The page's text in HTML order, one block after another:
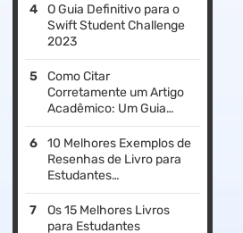
O Guia Definitivo para o
Swift Student Challenge
2023
Como Citar
Corretamente um Artigo
Acadêmico: Um Guia
Prático
10 Melhores Exemplos de
Resenhas de Livro para
Estudantes
Universitários
Os 15 Melhores Livros
para Estudantes